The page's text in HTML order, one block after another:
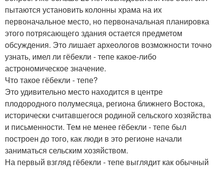
пытаются установить колонны храма на их
первоначальное место, но первоначальная планировка
этого потрясающего здания остается предметом
обсуждения. Это лишает археологов возможности точно
узнать, имел ли гёбекли - тепе какое-либо
астрономическое значение.
Что такое гёбекли - тепе?
Это удивительно место находится в центре
плодородного полумесяца, региона ближнего Востока,
исторически считавшегося родиной сельского хозяйства
и письменности. Тем не менее гёбекли - тепе был
построен до того, как люди в это регионе начали
заниматься сельским хозяйством.
На первый взгляд гёбекли - тепе выглядит как обычный